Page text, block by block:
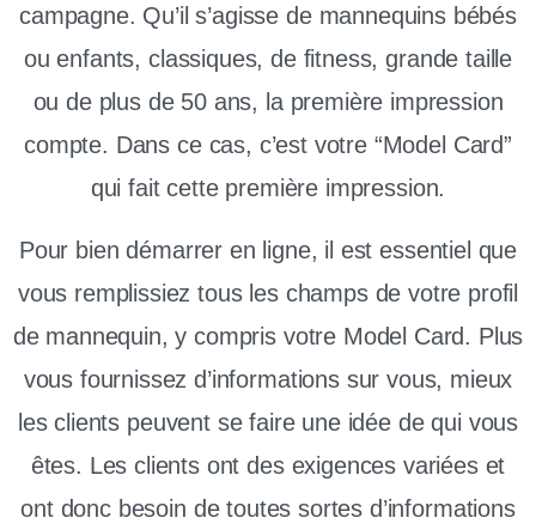
campagne. Qu’il s’agisse de mannequins bébés
ou enfants, classiques, de fitness, grande taille
ou de plus de 50 ans, la première impression
compte. Dans ce cas, c’est votre “Model Card”
qui fait cette première impression.
Pour bien démarrer en ligne, il est essentiel que
vous remplissiez tous les champs de votre profil
de mannequin, y compris votre Model Card. Plus
vous fournissez d’informations sur vous, mieux
les clients peuvent se faire une idée de qui vous
êtes. Les clients ont des exigences variées et
ont donc besoin de toutes sortes d’informations